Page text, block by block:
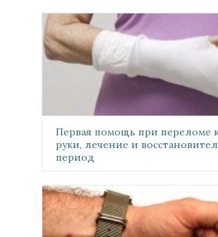
Первая помощь при переломе
руки, лечение и
период